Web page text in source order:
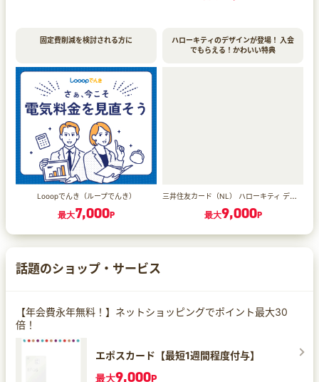
固定費削減を検討される方に
Looopでんき（ループでんき）
最大7,000P
ハローキティのデザインが登場！ 入会
でもらえる！かわいい特典
三井住友カード（NL） ハローキティ デザイン
最大9,000P
話題のショップ・サービス
【年会費永年無料！】ネットショッピングでポイント最大30
倍！
エポスカード【最短1週間程度付与】
最大9,000P